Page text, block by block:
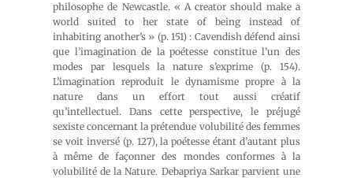
philosophe de Newcastle. « A creator should make a
world suited to her state of being instead of
inhabiting another’s » (p. 151) : Cavendish défend ainsi
que l’imagination de la poétesse constitue l’un des
modes par lesquels la nature s’exprime (p. 154).
L’imagination reproduit le dynamisme propre à la
nature dans un effort tout aussi créatif
qu’intellectuel. Dans cette perspective, le préjugé
sexiste concernant la prétendue volubilité des femmes
se voit inversé (p. 127), la poétesse étant d’autant plus
à même de façonner des mondes conformes à la
volubilité de la Nature. Debapriya Sarkar parvient une